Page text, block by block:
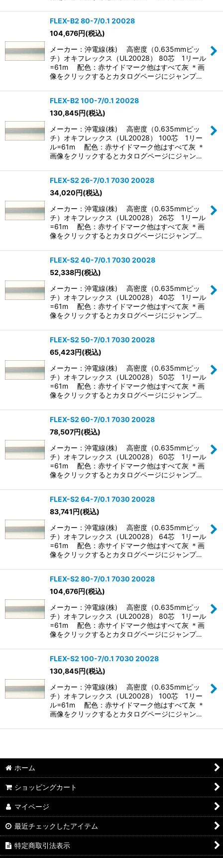
FLEX-B2 80-7/0.1 20028
104,676円(税込)
メーカー：沖電線(株) 高密度（0.635mmピッ
チ）オキフレックス（UL20028） 80芯 1リール
=61m 配色：赤サイドマーク他はすべて灰 ＊画
像をクリックするとカタログページにジャンプ…
FLEX-B2 100-7/0.1 20028
130,845円(税込)
メーカー：沖電線(株) 高密度（0.635mmピッ
チ）オキフレックス（UL20028） 100芯 1リー
ル=61m 配色：赤サイドマーク他はすべて灰 ＊
画像をクリックするとカタログページにジャン…
FLEX-S2 26-7/0.1 7030 20028
34,020円(税込)
メーカー：沖電線(株) 高密度（0.635mmピッ
チ）オキフレックス（UL20028） 26芯 1リール
=61m 配色：赤サイドマーク他はすべて灰 ＊画
像をクリックするとカタログページにジャンプ…
FLEX-S2 40-7/0.1 7030 20028
52,338円(税込)
メーカー：沖電線(株) 高密度（0.635mmピッ
チ）オキフレックス（UL20028） 40芯 1リール
=61m 配色：赤サイドマーク他はすべて灰 ＊画
像をクリックするとカタログページにジャンプ…
FLEX-S2 50-7/0.1 7030 20028
65,423円(税込)
メーカー：沖電線(株) 高密度（0.635mmピッ
チ）オキフレックス（UL20028） 50芯 1リール
=61m 配色：赤サイドマーク他はすべて灰 ＊画
像をクリックするとカタログページにジャンプ…
FLEX-S2 60-7/0.1 7030 20028
78,507円(税込)
メーカー：沖電線(株) 高密度（0.635mmピッ
チ）オキフレックス（UL20028） 60芯 1リール
=61m 配色：赤サイドマーク他はすべて灰 ＊画
像をクリックするとカタログページにジャンプ…
FLEX-S2 64-7/0.1 7030 20028
83,741円(税込)
メーカー：沖電線(株) 高密度（0.635mmピッ
チ）オキフレックス（UL20028） 64芯 1リール
=61m 配色：赤サイドマーク他はすべて灰 ＊画
像をクリックするとカタログページにジャンプ…
FLEX-S2 80-7/0.1 7030 20028
104,676円(税込)
メーカー：沖電線(株) 高密度（0.635mmピッ
チ）オキフレックス（UL20028） 80芯 1リール
=61m 配色：赤サイドマーク他はすべて灰 ＊画
像をクリックするとカタログページにジャンプ…
FLEX-S2 100-7/0.1 7030 20028
130,845円(税込)
メーカー：沖電線(株) 高密度（0.635mmピッ
チ）オキフレックス（UL20028） 100芯 1リー
ル=61m 配色：赤サイドマーク他はすべて灰 ＊
画像をクリックするとカタログページにジャン…
ホーム
ショッピングカート
マイページ
最近チェックしたアイテム
特定商取引法表示